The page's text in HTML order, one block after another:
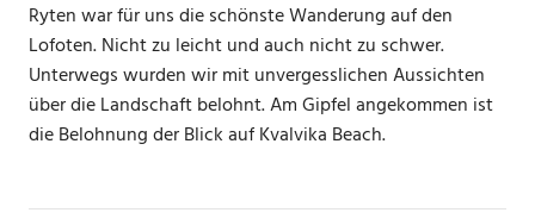
Ryten war für uns die schönste Wanderung auf den
Lofoten. Nicht zu leicht und auch nicht zu schwer.
Unterwegs wurden wir mit unvergesslichen Aussichten
über die Landschaft belohnt. Am Gipfel angekommen ist
die Belohnung der Blick auf Kvalvika Beach.